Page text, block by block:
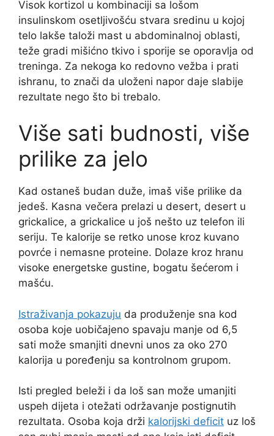
Visok kortizol u kombinaciji sa lošom
insulinskom osetljivošću stvara sredinu u kojoj
telo lakše taloži mast u abdominalnoj oblasti,
teže gradi mišićno tkivo i sporije se oporavlja od
treninga. Za nekoga ko redovno vežba i prati
ishranu, to znači da uloženi napor daje slabije
rezultate nego što bi trebalo.
Više sati budnosti, više
prilike za jelo
Kad ostaneš budan duže, imaš više prilike da
jedeš. Kasna večera prelazi u desert, desert u
grickalice, a grickalice u još nešto uz telefon ili
seriju. Te kalorije se retko unose kroz kuvano
povrće i nemasne proteine. Dolaze kroz hranu
visoke energetske gustine, bogatu šećerom i
mašću.
Istraživanja pokazuju da produženje sna kod
osoba koje uobičajeno spavaju manje od 6,5
sati može smanjiti dnevni unos za oko 270
kalorija u poređenju sa kontrolnom grupom.
Isti pregled beleži i da loš san može umanjiti
uspeh dijeta i otežati održavanje postignutih
rezultata. Osoba koja drži kalorijski deficit uz loš